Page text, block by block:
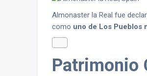
Almonaster la Real fue
como uno de Los Pueblos
Patrimonio